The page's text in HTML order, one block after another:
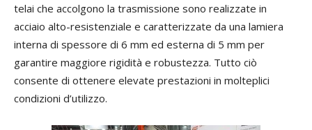
telai che accolgono la trasmissione sono realizzate in
acciaio alto-resistenziale e caratterizzate da una lamiera
interna di spessore di 6 mm ed esterna di 5 mm per
garantire maggiore rigidità e robustezza. Tutto ciò
consente di ottenere elevate prestazioni in molteplici
condizioni d’utilizzo.